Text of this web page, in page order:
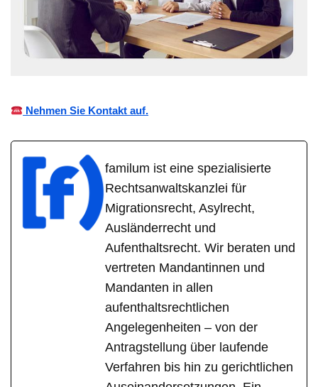
Nehmen Sie Kontakt auf.
familum ist eine spezialisierte
Rechtsanwaltskanzlei für
Migrationsrecht, Asylrecht,
Ausländerrecht und
Aufenthaltsrecht. Wir beraten und
vertreten Mandantinnen und
Mandanten in allen
aufenthaltsrechtlichen
Angelegenheiten – von der
Antragstellung über laufende
Verfahren bis hin zu gerichtlichen